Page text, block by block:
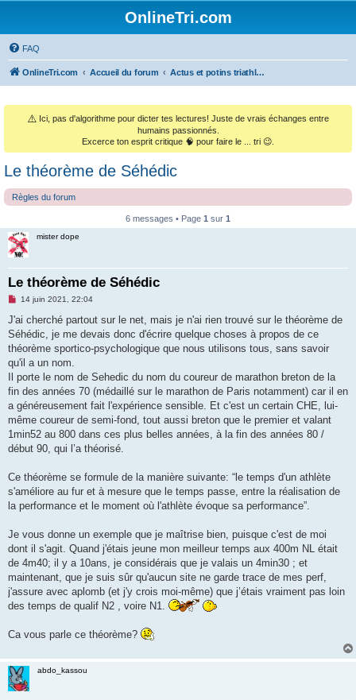
OnlineTri.com
FAQ
OnlineTri.com Accueil du forum Actus et potins triathlétiques (et le monde sportif général)
⚠️ Ici, pas d'algorithme pour dicter tes lectures! Juste de vrais échanges entre
humains passionnés.
Excerce ton esprit critique 🧠 pour faire le ... tri 😉.
Le théorème de Séhédic
Règles du forum
6 messages • Page 1 sur 1
mister dope
Le théorème de Séhédic
M
s
a
g
n
o
n
l
u
14 juin 2021, 22:04
J'ai cherché partout sur le net, mais je n'ai rien trouvé sur le théorème de
Séhédic, je me devais donc d'écrire quelque choses à propos de ce
théorème sportico-psychologique que nous utilisons tous, sans savoir
qu'il a un nom.
Il porte le nom de Sehedic du nom du coureur de marathon breton de la
fin des années 70 (médaillé sur le marathon de Paris notamment) car il en
a généreusement fait l'expérience sensible. Et c'est un certain CHE, lui-
même coureur de semi-fond, tout aussi breton que le premier et valant
1min52 au 800 dans ces plus belles années, à la fin des années 80 /
début 90, qui l’a théorisé.
Ce théorème se formule de la manière suivante: “le temps d'un athlète
s'améliore au fur et à mesure que le temps passe, entre la réalisation de
la performance et le moment où l'athlète évoque sa performance”.
Je vous donne un exemple que je maîtrise bien, puisque c'est de moi
dont il s'agit. Quand j'étais jeune mon meilleur temps aux 400m NL était
de 4m40; il y a 10ans, je considérais que je valais un 4min30 ; et
maintenant, que je suis sûr qu'aucun site ne garde trace de mes perf,
j'assure avec aplomb (et j'y crois moi-même) que j’étais vraiment pas loin
des temps de qualif N2 , voire N1.
Ca vous parle ce théorème?
abdo_kassou